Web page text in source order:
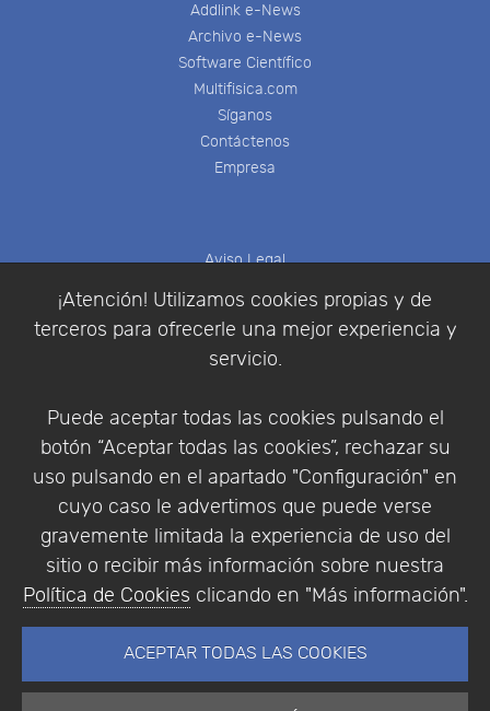
¡Atención! Utilizamos cookies propias y de
terceros para ofrecerle una mejor experiencia y
servicio.
Puede aceptar todas las cookies pulsando el
botón “Aceptar todas las cookies”, rechazar su
uso pulsando en el apartado "Configuración" en
cuyo caso le advertimos que puede verse
gravemente limitada la experiencia de uso del
sitio o recibir más información sobre nuestra
Política de Cookies clicando en "Más información".
ACEPTAR TODAS LAS COOKIES
Addlink e-News
Archivo e-News
Software Científico
Multifisica.com
Síganos
Contáctenos
Empresa
Aviso Legal
Política de Privacidad
Condiciones de compra
Identificarse
Empresa|Aviso Legal| Política de Privacidad |
Política de Cookies
© Copyright 1994 - 2026. Addlink Software
Científico, S.L.
Portugal.